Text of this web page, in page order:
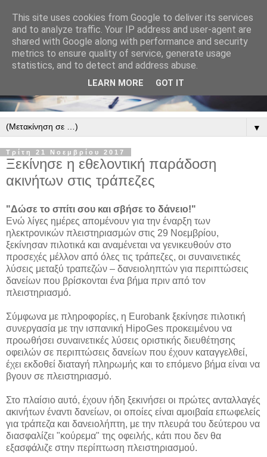
▼
Τρίτη 21 Νοεμβρίου 2017
Ξεκίνησε η εθελοντική παράδοση
ακινήτων στις τράπεζες
"Δώσε το σπίτι σου και σβήσε το δάνειο!"
Ενώ λίγες ημέρες απομένουν για την έναρξη των
ηλεκτρονικών πλειστηριασμών στις 29 Νοεμβρίου,
ξεκίνησαν πιλοτικά και αναμένεται να γενικευθούν στο
προσεχές μέλλον από όλες τις τράπεζες, οι συναινετικές
λύσεις μεταξύ τραπεζών – δανειοληπτών για περιπτώσεις
δανείων που βρίσκονται ένα βήμα πριν από τον
πλειστηριασμό.
Σύμφωνα με πληροφορίες, η Eurobank ξεκίνησε πιλοτική
συνεργασία με την ισπανική HipoGes προκειμένου να
προωθήσει συναινετικές λύσεις οριστικής διευθέτησης
οφειλών σε περιπτώσεις δανείων που έχουν καταγγελθεί,
έχει εκδοθεί διαταγή πληρωμής και το επόμενο βήμα είναι να
βγουν σε πλειστηριασμό.
Στο πλαίσιο αυτό, έχουν ήδη ξεκινήσει οι πρώτες ανταλλαγές
ακινήτων έναντι δανείων, οι οποίες είναι αμοιβαία επωφελείς
για τράπεζα και δανειολήπτη, με την πλευρά του δεύτερου να
διασφαλίζει "κούρεμα" της οφειλής, κάτι που δεν θα
εξασφάλιζε στην περίπτωση πλειστηριασμού.
This site uses cookies from Google to deliver its services
and to analyze traffic. Your IP address and user-agent are
shared with Google along with performance and security
metrics to ensure quality of service, generate usage
statistics, and to detect and address abuse.
LEARN MORE GOT IT